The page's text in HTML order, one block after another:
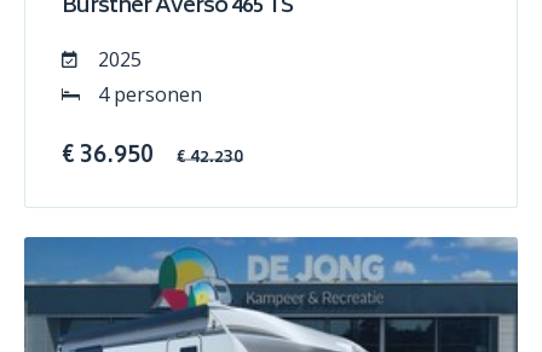
2025
4 personen
€ 36.950 € 42.230